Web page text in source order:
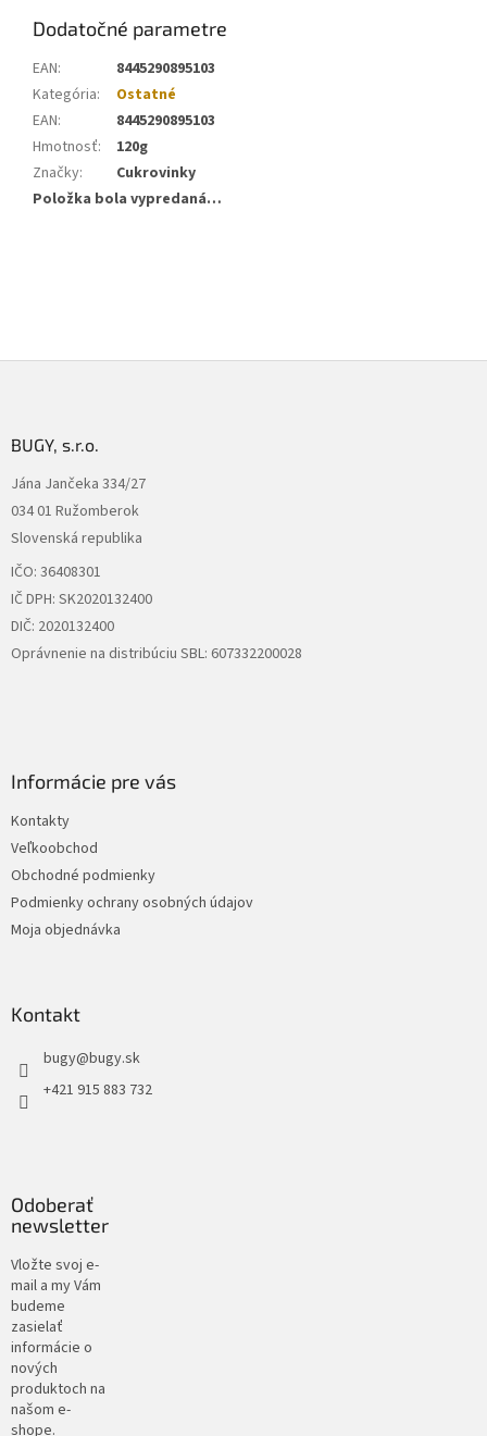
Dodatočné parametre
EAN:
8445290895103
Kategória:
Ostatné
EAN:
8445290895103
Hmotnosť:
120g
Značky:
Cukrovinky
Položka bola vypredaná…
BUGY, s.r.o.
Jána Jančeka 334/27
034 01 Ružomberok
Slovenská republika
IČO: 36408301
IČ DPH: SK2020132400
DIČ: 2020132400
Oprávnenie na distribúciu SBL: 607332200028
Informácie pre vás
Kontakty
Veľkoobchod
Obchodné podmienky
Podmienky ochrany osobných údajov
Moja objednávka
Kontakt
bugy@bugy.sk
+421 915 883 732
Odoberať
newsletter
Vložte svoj e-
mail a my Vám
budeme
zasielať
informácie o
nových
produktoch na
našom e-
shope.